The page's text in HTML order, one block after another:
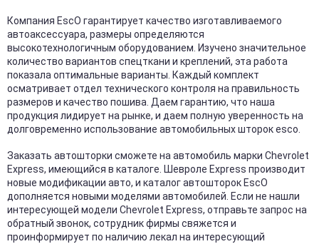
Компания EscO гарантирует качество изготавливаемого
автоаксессуара, размеры определяются
высокотехнологичным оборудованием. Изучено значительное
количество вариантов спецткани и креплений, эта работа
показала оптимальные варианты. Каждый комплект
осматривает отдел технического контроля на правильность
размеров и качество пошива. Даем гарантию, что наша
продукция лидирует на рынке, и даем полную уверенность на
долговременно использование автомобильных шторок esco.
Заказать автошторки сможете на автомобиль марки Chevrolet
Express, имеющийся в каталоге. Шевроле Express производит
новые модификации авто, и каталог автошторок EscO
дополняется новыми моделями автомобилей. Если не нашли
интересующей модели Chevrolet Express, отправьте запрос на
обратный звонок, сотрудник фирмы свяжется и
проинформирует по наличию лекал на интересующий